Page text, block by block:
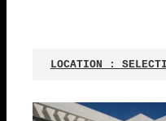
LOCATION :